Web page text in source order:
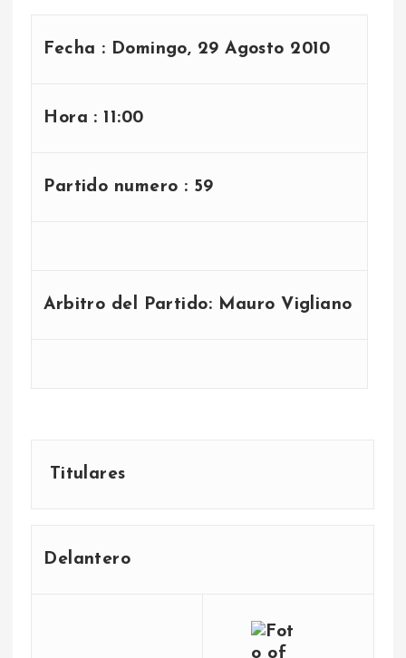
Fecha : Domingo, 29 Agosto 2010
Hora : 11:00
Partido numero : 59
Arbitro del Partido: Mauro Vigliano
Titulares
Delantero